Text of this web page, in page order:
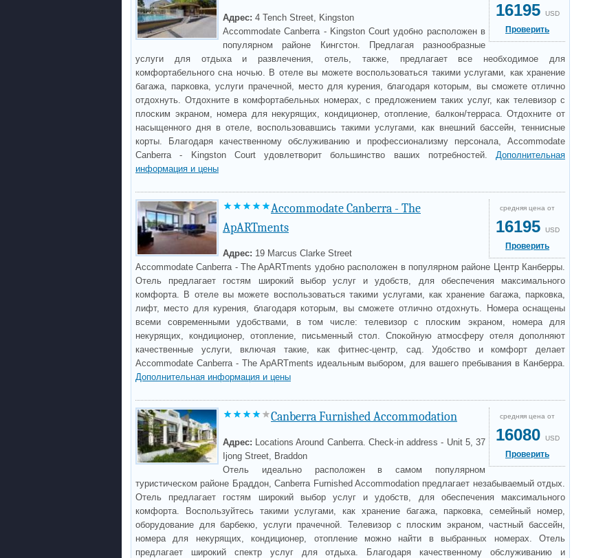
16195 USD
Проверить
Адрес: 4 Tench Street, Kingston
Accommodate Canberra - Kingston Court удобно расположен в
популярном районе Кингстон. Предлагая разнообразные
услуги для отдыха и развлечения, отель, также, предлагает все необходимое для
комфортабельного сна ночью. В отеле вы можете воспользоваться такими услугами, как хранение
багажа, парковка, услуги прачечной, место для курения, благодаря которым, вы сможете отлично
отдохнуть. Отдохните в комфортабельных номерах, с предложением таких услуг, как телевизор с
плоским экраном, номера для некурящих, кондиционер, отопление, балкон/терраса. Отдохните от
насыщенного дня в отеле, воспользовавшись такими услугами, как внешний бассейн, теннисные
корты. Благодаря качественному обслуживанию и профессионализму персонала, Accommodate
Canberra - Kingston Court удовлетворит большинство ваших потребностей. Дополнительная
информация и цены
средняя цена от
16195 USD
Проверить
Accommodate Canberra - The
ApARTments
Адрес: 19 Marcus Clarke Street
Accommodate Canberra - The ApARTments удобно расположен в популярном районе Центр Канберры.
Отель предлагает гостям широкий выбор услуг и удобств, для обеспечения максимального
комфорта. В отеле вы можете воспользоваться такими услугами, как хранение багажа, парковка,
лифт, место для курения, благодаря которым, вы сможете отлично отдохнуть. Номера оснащены
всеми современными удобствами, в том числе: телевизор с плоским экраном, номера для
некурящих, кондиционер, отопление, письменный стол. Спокойную атмосферу отеля дополняют
качественные услуги, включая такие, как фитнес-центр, сад. Удобство и комфорт делает
Accommodate Canberra - The ApARTments идеальным выбором, для вашего пребывания в Канберра.
Дополнительная информация и цены
средняя цена от
16080 USD
Проверить
Canberra Furnished Accommodation
Адрес: Locations Around Canberra. Check-in address - Unit 5, 37
Ijong Street, Braddon
Отель идеально расположен в самом популярном
туристическом районе Браддон, Canberra Furnished Accommodation предлагает незабываемый отдых.
Отель предлагает гостям широкий выбор услуг и удобств, для обеспечения максимального
комфорта. Воспользуйтесь такими услугами, как хранение багажа, парковка, семейный номер,
оборудование для барбекю, услуги прачечной. Телевизор с плоским экраном, частный бассейн,
номера для некурящих, кондиционер, отопление можно найти в выбранных номерах. Отель
предлагает широкий спектр услуг для отдыха. Благодаря качественному обслуживанию и